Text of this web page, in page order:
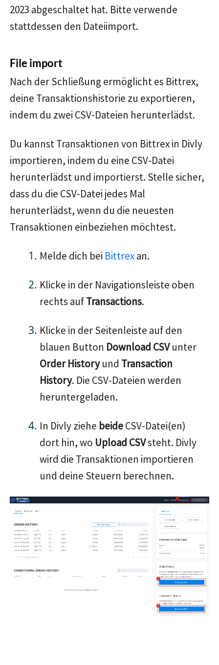
2023 abgeschaltet hat. Bitte verwende
stattdessen den Dateiimport.
File import
Nach der Schließung ermöglicht es Bittrex,
deine Transaktionshistorie zu exportieren,
indem du zwei CSV-Dateien herunterlädst.
Du kannst Transaktionen von Bittrex in Divly
importieren, indem du eine CSV-Datei
herunterlädst und importierst. Stelle sicher,
dass du die CSV-Datei jedes Mal
herunterlädst, wenn du die neuesten
Transaktionen einbeziehen möchtest.
Melde dich bei Bittrexan.
Klicke in der Navigationsleiste oben
rechts aufTransactions.
Klicke in der Seitenleiste auf den
blauen Button Download CSVunter
Order Historyund Transaction
History. Die CSV-Dateien werden
heruntergeladen.
In Divly ziehe beideCSV-Datei(en)
dort hin, wo Upload CSVsteht. Divly
wird die Transaktionen importieren
und deine Steuern berechnen.